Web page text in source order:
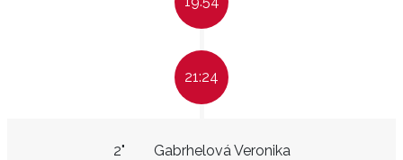
21:24
Gabrhelová Veronika
2"